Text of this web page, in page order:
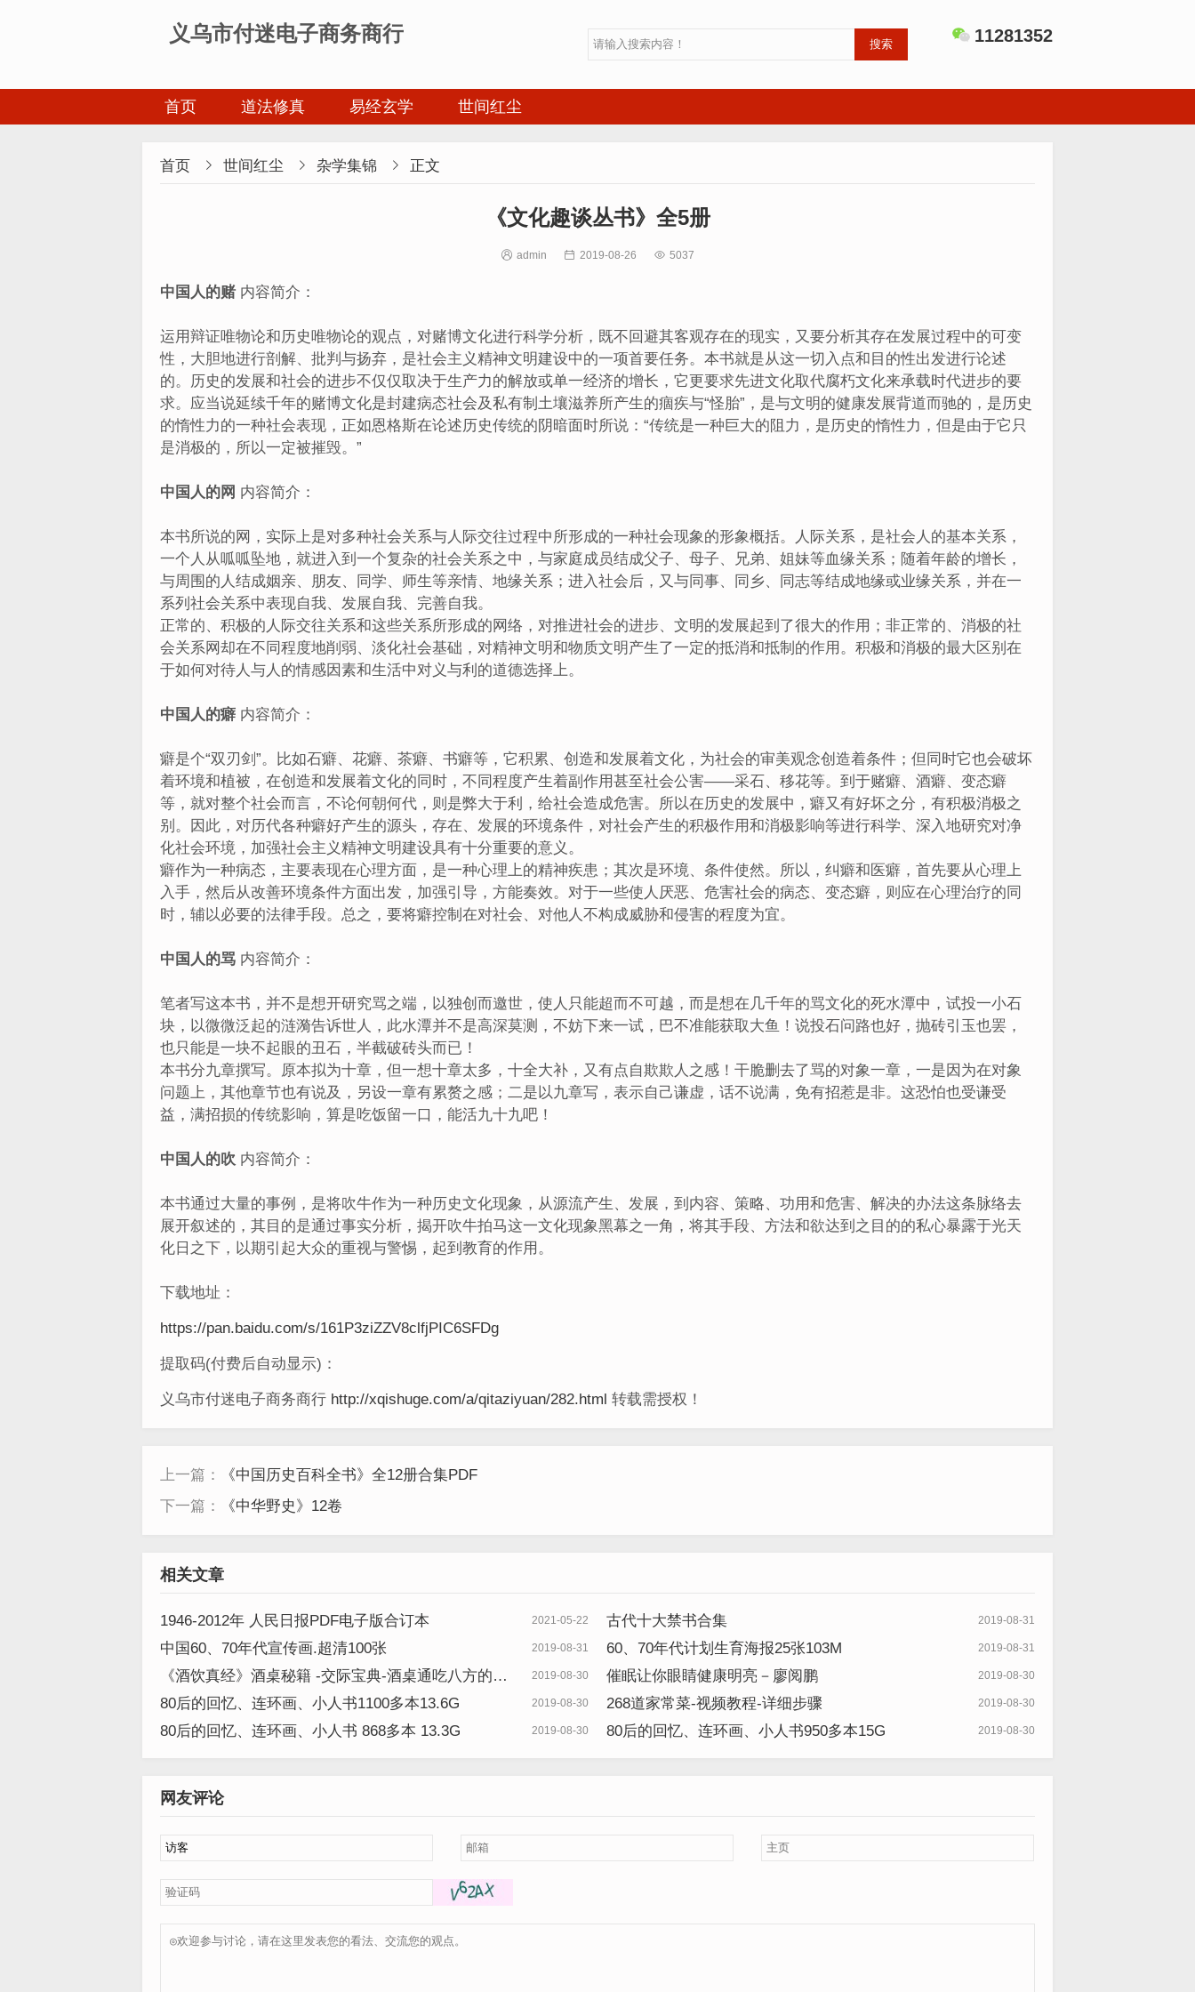
义乌市付迷电子商务商行 11281352
搜索
首页 道法修真 易经玄学 世间红尘
首页  世间红尘  杂学集锦  正文
《文化趣谈丛书》全5册
 admin  2019-08-26  5037
中国人的赌 内容简介：
运用辩证唯物论和历史唯物论的观点，对赌博文化进行科学分析，既不回避其客观存在的现实，又要分析其存在发展过程中的可变
性，大胆地进行剖解、批判与扬弃，是社会主义精神文明建设中的一项首要任务。本书就是从这一切入点和目的性出发进行论述
的。历史的发展和社会的进步不仅仅取决于生产力的解放或单一经济的增长，它更要求先进文化取代腐朽文化来承载时代进步的要
求。应当说延续千年的赌博文化是封建病态社会及私有制土壤滋养所产生的痼疾与“怪胎”，是与文明的健康发展背道而驰的，是历史
的惰性力的一种社会表现，正如恩格斯在论述历史传统的阴暗面时所说：“传统是一种巨大的阻力，是历史的惰性力，但是由于它只
是消极的，所以一定被摧毁。”
中国人的网 内容简介：
本书所说的网，实际上是对多种社会关系与人际交往过程中所形成的一种社会现象的形象概括。人际关系，是社会人的基本关系，
一个人从呱呱坠地，就进入到一个复杂的社会关系之中，与家庭成员结成父子、母子、兄弟、姐妹等血缘关系；随着年龄的增长，
与周围的人结成姻亲、朋友、同学、师生等亲情、地缘关系；进入社会后，又与同事、同乡、同志等结成地缘或业缘关系，并在一
系列社会关系中表现自我、发展自我、完善自我。
正常的、积极的人际交往关系和这些关系所形成的网络，对推进社会的进步、文明的发展起到了很大的作用；非正常的、消极的社
会关系网却在不同程度地削弱、淡化社会基础，对精神文明和物质文明产生了一定的抵消和抵制的作用。积极和消极的最大区别在
于如何对待人与人的情感因素和生活中对义与利的道德选择上。
中国人的癖 内容简介：
癖是个“双刃剑”。比如石癖、花癖、茶癖、书癖等，它积累、创造和发展着文化，为社会的审美观念创造着条件；但同时它也会破坏
着环境和植被，在创造和发展着文化的同时，不同程度产生着副作用甚至社会公害——采石、移花等。到于赌癖、酒癖、变态癖
等，就对整个社会而言，不论何朝何代，则是弊大于利，给社会造成危害。所以在历史的发展中，癖又有好坏之分，有积极消极之
别。因此，对历代各种癖好产生的源头，存在、发展的环境条件，对社会产生的积极作用和消极影响等进行科学、深入地研究对净
化社会环境，加强社会主义精神文明建设具有十分重要的意义。
癖作为一种病态，主要表现在心理方面，是一种心理上的精神疾患；其次是环境、条件使然。所以，纠癖和医癖，首先要从心理上
入手，然后从改善环境条件方面出发，加强引导，方能奏效。对于一些使人厌恶、危害社会的病态、变态癖，则应在心理治疗的同
时，辅以必要的法律手段。总之，要将癖控制在对社会、对他人不构成威胁和侵害的程度为宜。
中国人的骂 内容简介：
笔者写这本书，并不是想开研究骂之端，以独创而邀世，使人只能超而不可越，而是想在几千年的骂文化的死水潭中，试投一小石
块，以微微泛起的涟漪告诉世人，此水潭并不是高深莫测，不妨下来一试，巴不准能获取大鱼！说投石问路也好，抛砖引玉也罢，
也只能是一块不起眼的丑石，半截破砖头而已！
本书分九章撰写。原本拟为十章，但一想十章太多，十全大补，又有点自欺欺人之感！干脆删去了骂的对象一章，一是因为在对象
问题上，其他章节也有说及，另设一章有累赘之感；二是以九章写，表示自己谦虚，话不说满，免有招惹是非。这恐怕也受谦受
益，满招损的传统影响，算是吃饭留一口，能活九十九吧！
中国人的吹 内容简介：
本书通过大量的事例，是将吹牛作为一种历史文化现象，从源流产生、发展，到内容、策略、功用和危害、解决的办法这条脉络去
展开叙述的，其目的是通过事实分析，揭开吹牛拍马这一文化现象黑幕之一角，将其手段、方法和欲达到之目的的私心暴露于光天
化日之下，以期引起大众的重视与警惕，起到教育的作用。
下载地址：
https://pan.baidu.com/s/161P3ziZZV8clfjPIC6SFDg
提取码(付费后自动显示)：
义乌市付迷电子商务商行 http://xqishuge.com/a/qitaziyuan/282.html 转载需授权！
上一篇：
《中国历史百科全书》全12册合集PDF
下一篇：
《中华野史》12卷
相关文章
2021-05-22
1946-2012年 人民日报PDF电子版合订本 2019-08-31
古代十大禁书合集
2019-08-31
中国60、70年代宣传画.超清100张 2019-08-31
60、70年代计划生育海报25张103M
2019-08-30
《酒饮真经》酒桌秘籍 -交际宝典-酒桌通吃八方的秘
籍PDF图文版
2019-08-30
催眠让你眼睛健康明亮－廖阅鹏
2019-08-30
80后的回忆、连环画、小人书1100多本13.6G 2019-08-30
268道家常菜-视频教程-详细步骤
2019-08-30
80后的回忆、连环画、小人书 868多本 13.3G 2019-08-30
80后的回忆、连环画、小人书950多本15G
网友评论